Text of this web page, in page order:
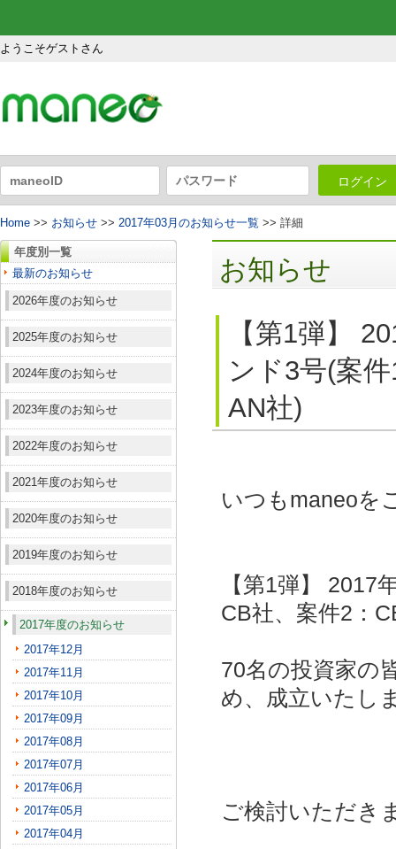
ようこそゲストさん
ログイン
Home >> お知らせ >> 2017年03月のお知らせ一覧 >> 詳細
年度別一覧
最新のお知らせ
2026年度のお知らせ
2025年度のお知らせ
2024年度のお知らせ
2023年度のお知らせ
2022年度のお知らせ
2021年度のお知らせ
2020年度のお知らせ
2019年度のお知らせ
2018年度のお知らせ
2017年度のお知らせ
2017年12月
2017年11月
2017年10月
2017年09月
2017年08月
2017年07月
2017年06月
2017年05月
2017年04月
お知らせ
【第1弾】
ンド3号(案
AN社)
いつもmaneoを
【第1弾】
CB社、案件2：
70名の投資家の
め、成立いたし
ご検討いただき